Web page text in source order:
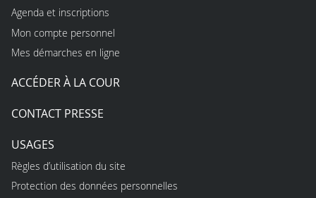
Agenda et inscriptions
Mon compte personnel
Mes démarches en ligne
ACCÉDER À LA COUR
CONTACT PRESSE
USAGES
Règles d’utilisation du site
Protection des données personnelles